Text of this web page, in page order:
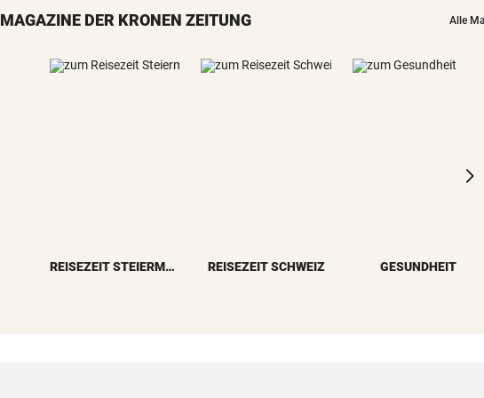
MAGAZINE DER KRONEN ZEITUNG Alle
REISEZEIT STEIERMARK REISEZEIT SCHWEIZ GESUNDHEIT